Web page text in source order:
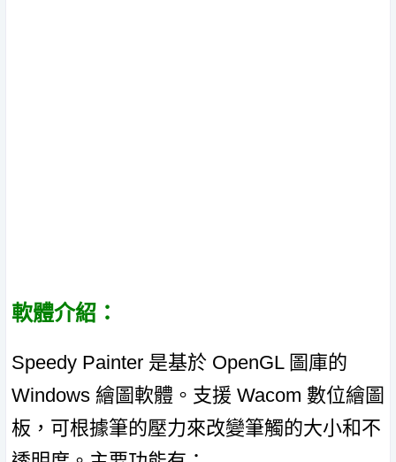
軟體介紹：
Speedy Painter 是基於 OpenGL 圖庫的
Windows 繪圖軟體。支援 Wacom 數位繪圖
板，可根據筆的壓力來改變筆觸的大小和不